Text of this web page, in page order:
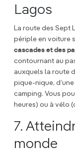
Lagos
La route des Sept
périple en voiture
cascades et des
contournant au
auxquels la route
pique-nique,
camping. Vous
heures) ou à vélo
7.
monde